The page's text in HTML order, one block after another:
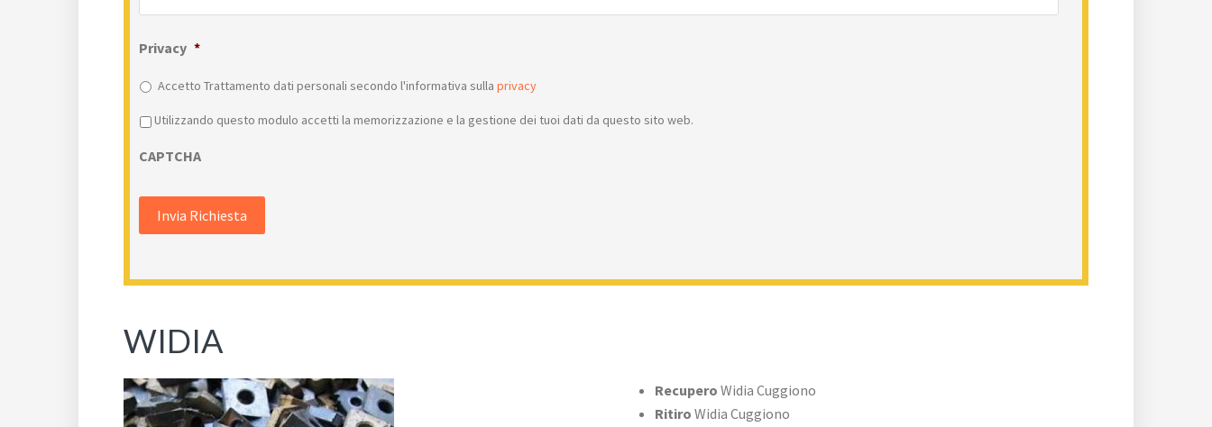
Privacy *
Accetto Trattamento dati personali secondo l'informativa sulla privacy
Privacy *
Utilizzando questo modulo accetti la memorizzazione e la gestione dei tuoi dati da questo sito web.
CAPTCHA
WIDIA
Recupero Widia Cuggiono
Ritiro Widia Cuggiono